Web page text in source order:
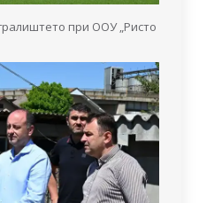
при ООУ „Ристо